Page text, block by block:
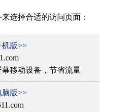
选择合适的访问页面：
版>>
移动设备，节省流量
版>>